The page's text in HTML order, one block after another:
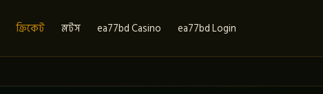
ক্রিকেট স্লটস ea77bd Casino ea77bd Login